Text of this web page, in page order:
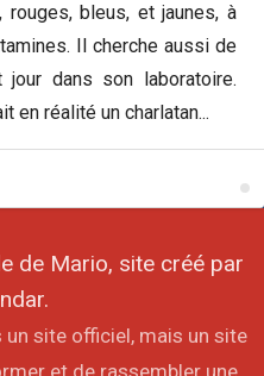
bleus, et jaunes, à
Il cherche aussi de
dans son laboratoire.
en réalité un charlatan...
de Mario, site créé par
un site officiel, mais un site
et de rassembler une